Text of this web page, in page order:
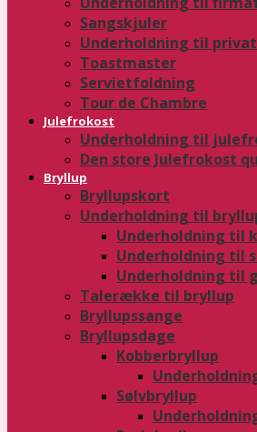
Sangskjuler
Underholdning til
Toastmaster
Servietfoldning
Tour de Chambre
Julefrokost
Underholdning til
Den store Julefrokost
Bryllup
Bryllupskort
Underholdning til
Underholdning til
Underholdning til
Underholdning til
Talerække til bryllup
Bryllupssange
Bryllupsdage
Kobberbryllup
Sølvbryllup